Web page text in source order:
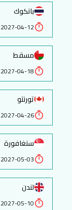
بانكوك
2027-04-12
مسقط
2027-04-18
تورنتو
2027-04-26
سنغافورة
2027-05-03
لندن
2027-05-10